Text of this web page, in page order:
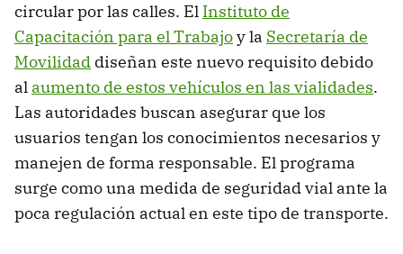
circular por las calles. El Instituto de
Capacitación para el Trabajoy la Secretaría de
Movilidad diseñan este nuevo requisito debido
al aumento de estos vehículos en las vialidades.
Las autoridades buscan asegurar que los
usuarios tengan los conocimientos necesarios y
manejen de forma responsable. El programa
surge como una medida de seguridad vial ante la
poca regulación actual en este tipo de transporte.